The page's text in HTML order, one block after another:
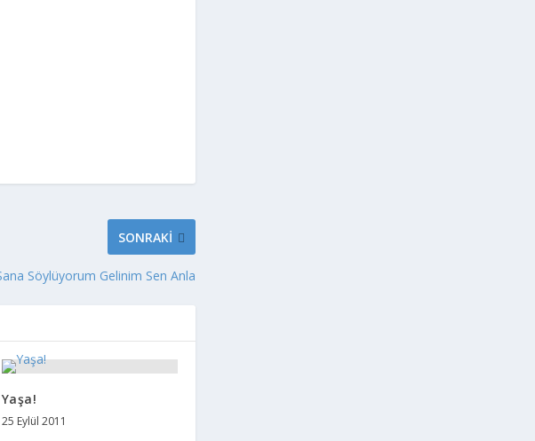
SONRAKI
Söylüyorum Gelinim Sen Anla
Yaşa!
25 Eylül 2011